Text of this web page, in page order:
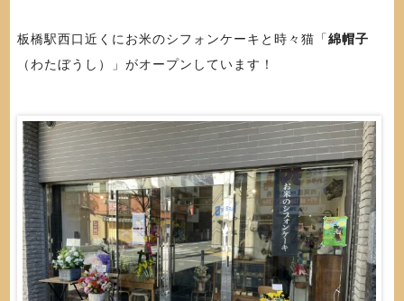
板橋駅西口近くにお米のシフォンケーキと時々猫「綿帽子
（わたぼうし）」がオープンしています！